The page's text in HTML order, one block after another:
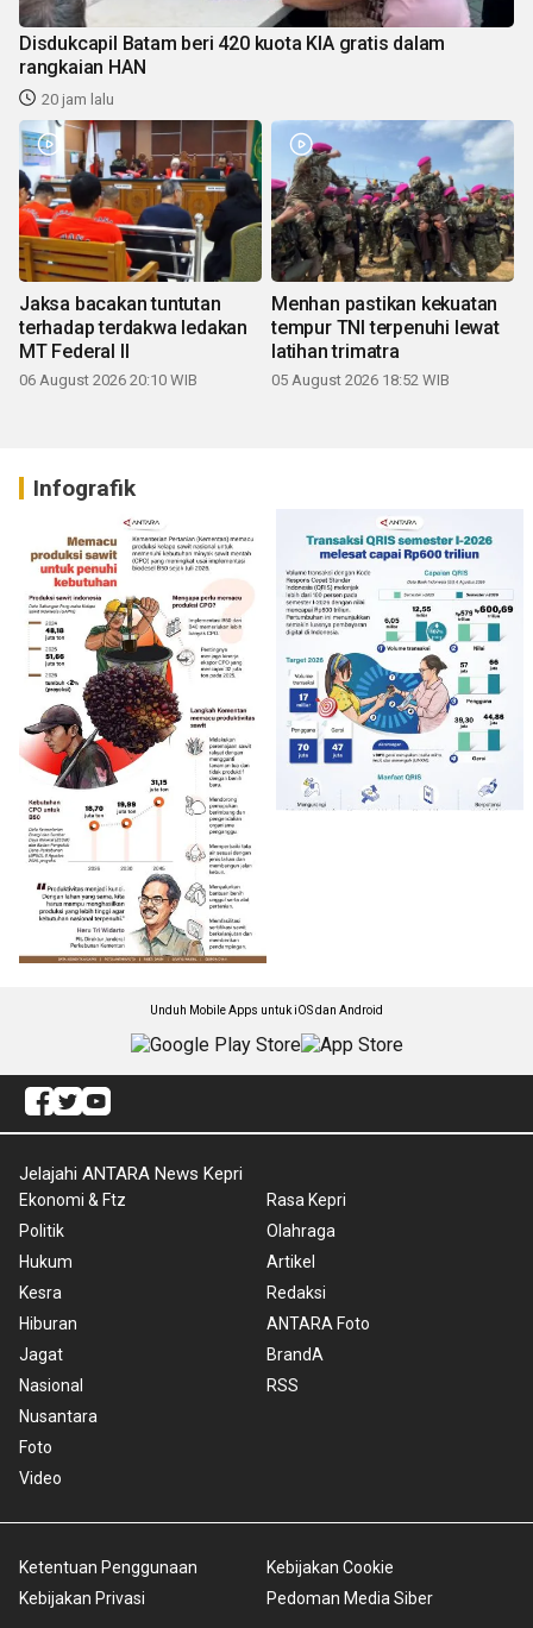
Disdukcapil Batam beri 420 kuota KIA gratis dalam
rangkaian HAN
20 jam lalu
Jaksa bacakan tuntutan
terhadap terdakwa ledakan
MT Federal II
06 August 2026 20:10 WIB
Menhan pastikan kekuatan
tempur TNI terpenuhi lewat
latihan trimatra
05 August 2026 18:52 WIB
Infografik
Unduh Mobile Apps untuk iOS dan Android
Jelajahi ANTARA News Kepri
Ekonomi & Ftz
Politik
Hukum
Kesra
Hiburan
Jagat
Nasional
Nusantara
Foto
Video
Rasa Kepri
Olahraga
Artikel
Redaksi
ANTARA Foto
BrandA
RSS
Ketentuan Penggunaan
Kebijakan Privasi
Kebijakan Cookie
Pedoman Media Siber